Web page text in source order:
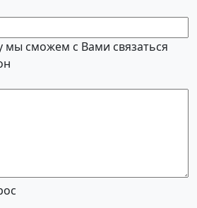
сможем с Вами связаться